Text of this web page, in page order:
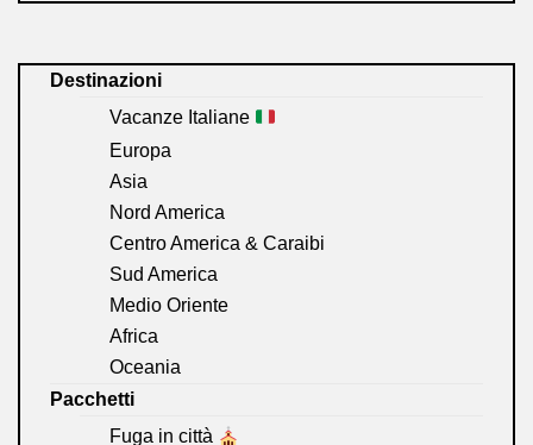
Destinazioni
Vacanze Italiane
Europa
Asia
Nord America
Centro America & Caraibi
Sud America
Medio Oriente
Africa
Oceania
Pacchetti
Fuga in città